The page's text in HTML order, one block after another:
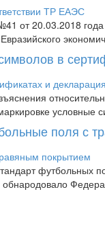
от 20.03.2018
в
поля с